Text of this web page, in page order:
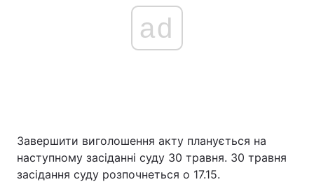
ad
Завершити виголошення акту планується на
наступному засіданні суду 30 травня. 30 травня
засідання суду розпочнеться о 17.15.